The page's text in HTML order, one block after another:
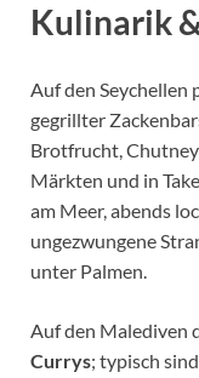
Kulinarik
Auf den Seychellen
gegrillter
Brotfrucht,
Märkten und in
am Meer, abends
ungezwungene
unter Palmen.
Auf den Malediven
Currys; typisch